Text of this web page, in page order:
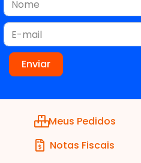
Meus Pedidos
Notas Fiscais